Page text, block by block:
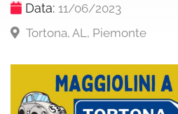
Data: 11/06/2023
Tortona, AL, Piemonte